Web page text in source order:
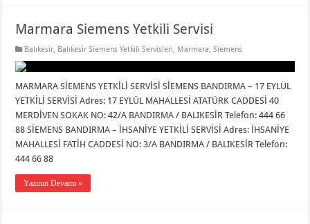
Marmara Siemens Yetkili Servisi
Balıkesir, Balıkesir Siemens Yetkili Servisleri, Marmara,Siemens
MARMARA SİEMENS YETKİLİ SERVİSİ SİEMENS BANDIRMA – 17 EYLÜL
YETKİLİ SERVİSİ Adres: 17 EYLÜL MAHALLESİ ATATÜRK CADDESİ 40
MERDİVEN SOKAK NO: 42/A BANDIRMA / BALIKESİR Telefon: 444 66
88 SİEMENS BANDIRMA – İHSANİYE YETKİLİ SERVİSİ Adres: İHSANİYE
MAHALLESİ FATİH CADDESİ NO: 3/A BANDIRMA / BALIKESİR Telefon:
444 66 88
Yazının Devamı »